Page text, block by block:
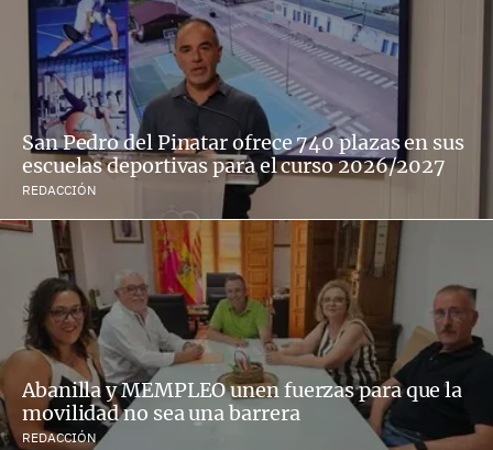
San Pedro del Pinatar ofrece 740 plazas en sus
escuelas deportivas para el curso 2026/2027
REDACCIÓN
Abanilla y MEMPLEO unen fuerzas para que la
movilidad no sea una barrera
REDACCIÓN